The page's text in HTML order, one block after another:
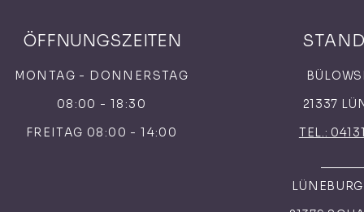
ÖFFNUNGSZEITEN
MONTAG - DONNERSTAG
08:00 - 18:30
FREITAG 08:00 - 14:00
21337
TEL.: